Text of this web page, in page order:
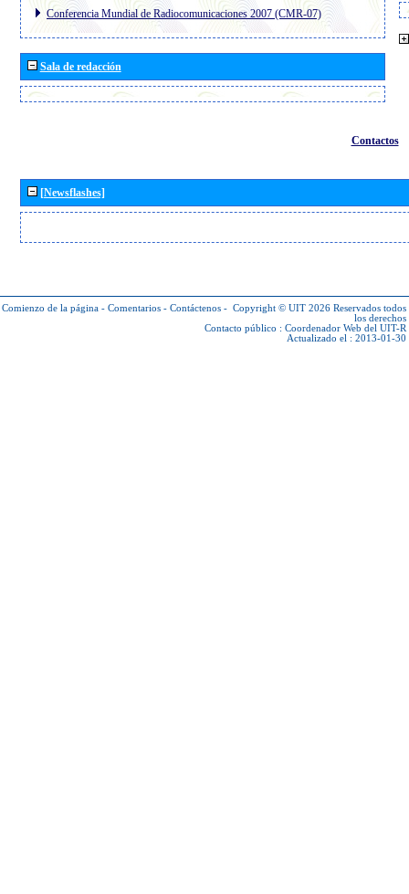
Conferencia Mundial de Radiocomunicaciones 2007 (CMR-07)
Sala de redacción
Contactos
[Newsflashes]
Comienzo de la página - Comentarios - Contáctenos - Copyright © UIT 2026 Reservados todos
los derechos
Contacto público : Coordenador Web del UIT-R
Actualizado el : 2013-01-30